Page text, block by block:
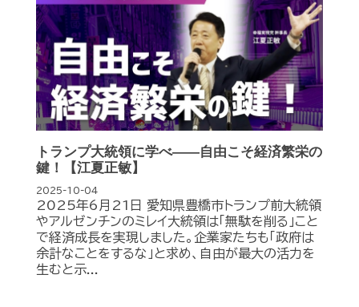
トランプ大統領に学べ――自由こそ経済繁栄の
鍵！【江夏正敏】
2025-10-04
2025年6月21日 愛知県豊橋市トランプ前大統領
やアルゼンチンのミレイ大統領は「無駄を削る」こと
で経済成長を実現しました。企業家たちも「政府は
余計なことをするな」と求め、自由が最大の活力を
生むと示...